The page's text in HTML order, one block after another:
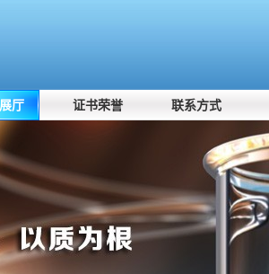
厅 证书荣誉 联系方式